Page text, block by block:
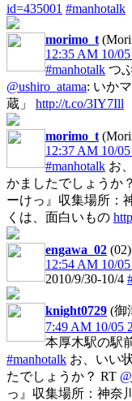
id=435001 #manhotalk
morimo_t
12:35 AM 10/
#manhotalk つ
@ushiro_atama: いか
蔵」 http://t.co/3IY7Ill
morimo_t
12:37 AM 10/
#manhotalk お
かましたでしょうか
ーけっ』収集場所：
くは、面白いもの
engawa_02 (02)
12:54 AM 10/
2010/9/30-10/4
knight0729 (御
7:49 AM 10/05
本厚木駅の駅
#manhotalk お、いい
たでしょうか？ RT
っ』収集場所：神奈